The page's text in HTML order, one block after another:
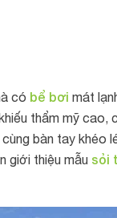
có bể bơi mát
thẩm mỹ cao,
bàn tay khéo
giới thiệu mẫu sỏi